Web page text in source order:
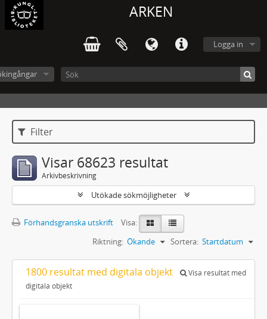
ARKEN
Logga in
Filter
Visar 68623 resultat
Arkivbeskrivning
Utökade sökmöjligheter
Förhandsgranska utskrift
Visa:
Sortera: Startdatum
Riktning: Ökande
1800 resultat med digitala objekt
Visa resultat med
digitala objekt